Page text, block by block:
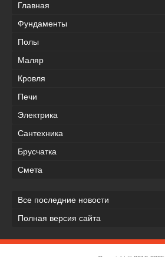
Главная
Фундаменты
Полы
Маляр
Кровля
Печи
Электрика
Сантехника
Брусчатка
Смета
Все последние новости
Полная версия сайта